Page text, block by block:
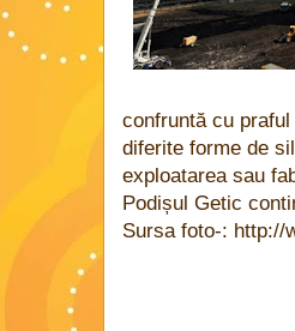
confruntă cu
diferite forme de
exploatarea sau
Podișul Getic
Sursa foto-: http://